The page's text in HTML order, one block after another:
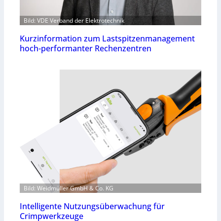
Bild: VDE Verband der Elektrotechnik
Kurzinformation zum Lastspitzenmanagement
hoch-performanter Rechenzentren
Bild: Weidmüller GmbH & Co. KG
Intelligente Nutzungsüberwachung für
Crimpwerkzeuge